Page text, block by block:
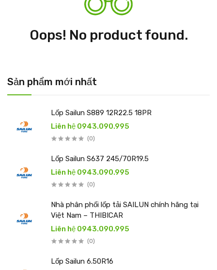
Sản phẩm mới nhất
Lốp Sailun S889 12R22.5 18PR
Liên hệ 0943.090.995
(0)
Lốp Sailun S637 245/70R19.5
Liên hệ 0943.090.995
(0)
Nhà phân phối lốp tải SAILUN chính hãng tại
Việt Nam – THIBICAR
Liên hệ 0943.090.995
(0)
Lốp Sailun 6.50R16
Oops! No product found.